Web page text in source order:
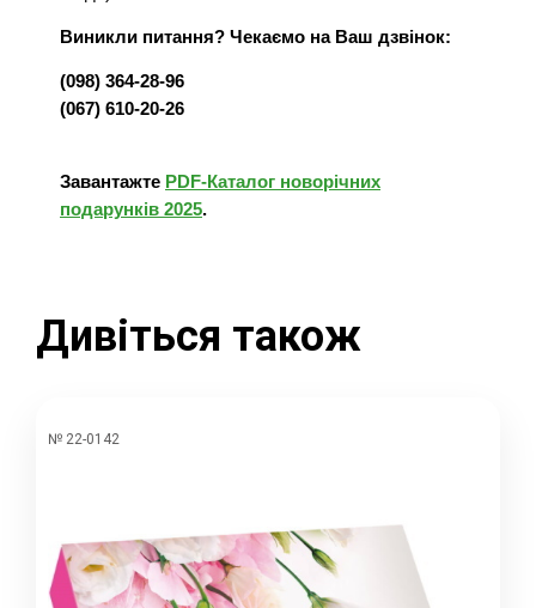
Виникли питання? Чекаємо на Ваш дзвінок:
(098) 364-28-96
(067) 610-20-26
Завантажте PDF-Каталог новорічних
подарунків 2025.
Дивіться також
№ 22-0142